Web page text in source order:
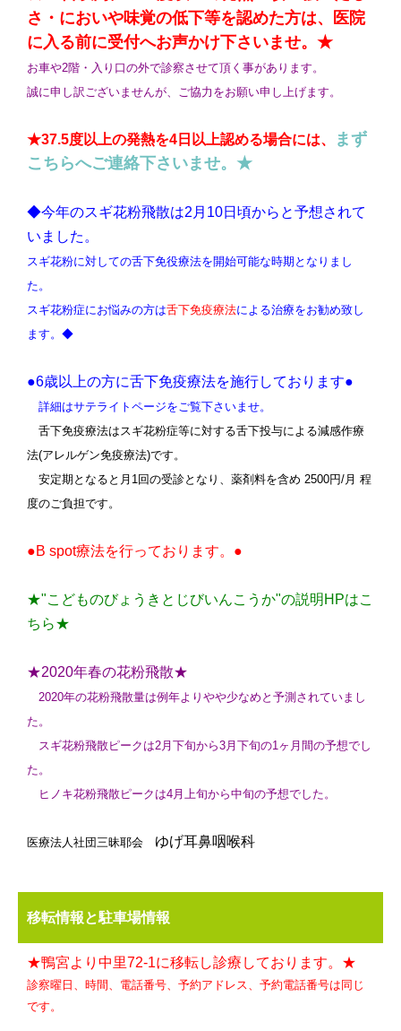
さ・においや味覚の低下等を認めた方は、医院
に入る前に受付へお声かけ下さいませ。★
お車や2階・入り口の外で診察させて頂く事があります。
誠に申し訳ございませんが、ご協力をお願い申し上げます。
★37.5度以上の発熱を4日以上認める場合には、
まず
こちらへご連絡下さいませ。★
◆今年のスギ花粉飛散は2月10日頃からと予想されて
いました。
スギ花粉に対しての舌下免役療法を開始可能な時期となりまし
た。
スギ花粉症にお悩みの方は舌下免疫療法による治療をお勧め致し
ます。 ◆
●6歳以上の方に舌下免疫療法を施行しております●
詳細はサテライトページをご覧下さいませ。
舌下免疫療法はスギ花粉症等に対する舌下投与による減感作療
法(アレルゲン免疫療法)です。
安定期となると月1回の受診となり、薬剤料を含め 2500円/月 程
度のご負担です。
●B spot療法を行っております。●
★"こどものびょうきとじびいんこうか"の説明HPはこ
ちら★
★2020年春の花粉飛散★
2020年の花粉飛散量は例年よりやや少なめと予測されていまし
た。
スギ花粉飛散ピークは2月下旬から3月下旬の1ヶ月間の予想でし
た。
ヒノキ花粉飛散ピークは4月上旬から中旬の予想でした。
医療法人社団三昧耶会 ゆげ耳鼻咽喉科
移転情報と駐車場情報
★鴨宮より中里72-1に移転し診療しております。★
診察曜日、時間、電話番号、予約アドレス、予約電話番号は同じ
です。